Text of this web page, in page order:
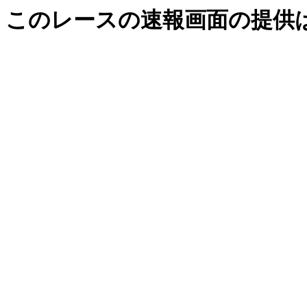
このレースの速報画面の提供